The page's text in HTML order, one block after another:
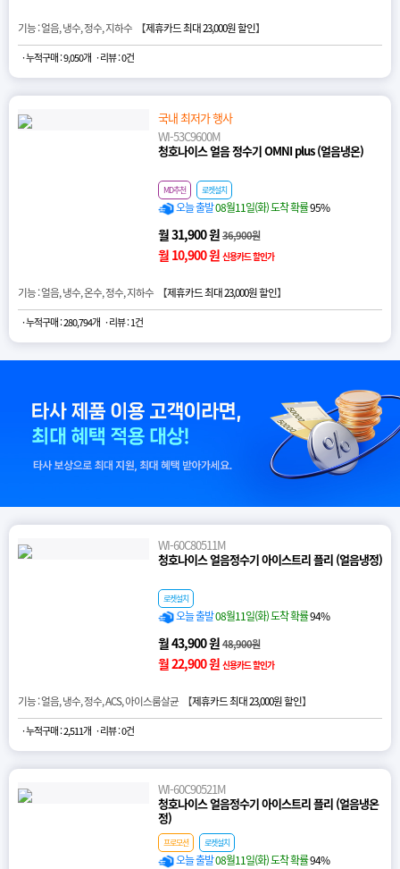
기능 : 얼음, 냉수, 정수, 지하수 【제휴카드 최대 23,000원 할인】
· 누적구매 : 9,050개 · 리뷰 : 0건
국내 최저가 행사
WI-53C9600M
청호나이스 얼음 정수기 OMNI plus (얼음냉온)
MD추천 로켓설치
오늘 출발08월11일(화) 도착 확률95%
월 31,900 원36,900원
월 10,900 원 신용카드 할인가
기능 : 얼음, 냉수, 온수, 정수, 지하수 【제휴카드 최대 23,000원 할인】
· 누적구매 : 280,794개 · 리뷰 : 1건
WI-60C80511M
청호나이스 얼음정수기 아이스트리 플리 (얼음냉정)
로켓설치
오늘 출발08월11일(화) 도착 확률94%
월 43,900 원48,900원
월 22,900 원 신용카드 할인가
기능 : 얼음, 냉수, 정수, ACS, 아이스룸살균 【제휴카드 최대 23,000원 할인】
· 누적구매 : 2,511개 · 리뷰 : 0건
WI-60C90521M
청호나이스 얼음정수기 아이스트리 플리 (얼음냉온
정)
프로모션 로켓설치
오늘 출발08월11일(화) 도착 확률94%